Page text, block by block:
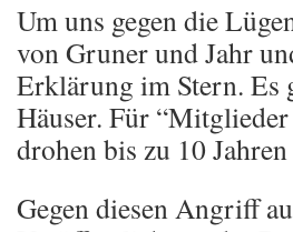
Um uns gegen die
von Gruner und Jahr
Erklärung im Stern. Es
Häuser. Für
drohen bis zu 10
Gegen diesen Angriff